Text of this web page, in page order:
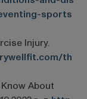
sports
Injury.
th
About